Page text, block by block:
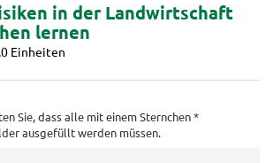
in der Landwirtschaft
lernen
Einheiten
Sie, dass alle mit einem Sternchen *
ausgefüllt werden müssen.